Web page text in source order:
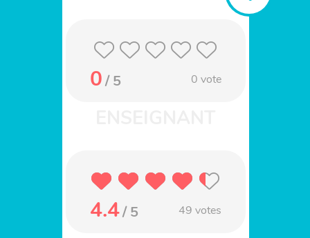
0/ 5 0 vote
4.4/ 5 49 votes